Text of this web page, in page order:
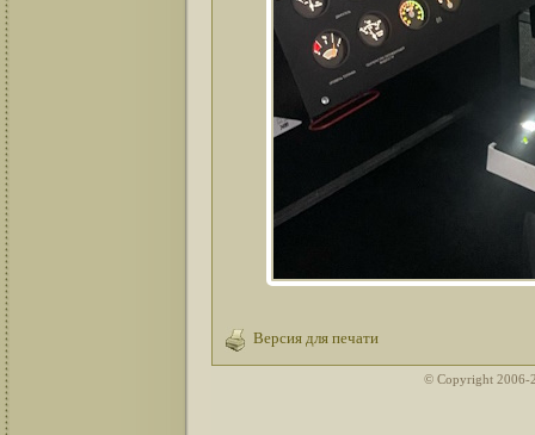
Версия для печати
© Copyright 2006-